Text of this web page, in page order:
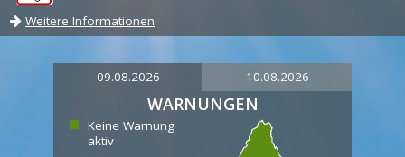
Weitere Informationen
09.08.2026 10.08.2026
WARNUNGEN
Keine Warnung
aktiv